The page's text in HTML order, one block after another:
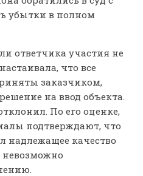
убытки в полном
ответчика участия не
что все
заказчиком,
на ввод объекта.
По его оценке,
подтверждают, что
надлежащее качество
невозможно